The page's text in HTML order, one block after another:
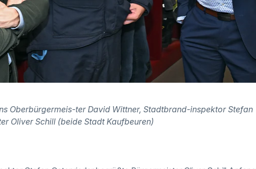
Oberbürgermeis-ter David Wittner, Stadtbrand-inspektor Stefan
Oliver Schill (beide Stadt Kaufbeuren)